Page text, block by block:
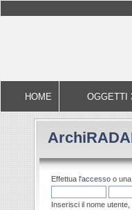
HOME OGGETTI
Effettua l'accesso o
Inserisci il nome